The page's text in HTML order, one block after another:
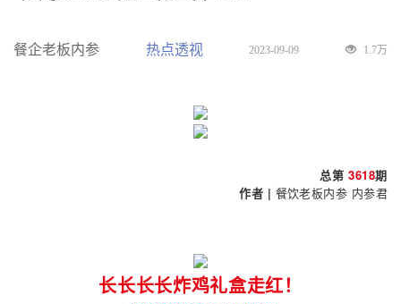
餐企老板内参 热点透视 2023-09-09 1.7万
总第 3618期
作者 | 餐饮老板内参 内参君
长长长长炸鸡礼盒走红！